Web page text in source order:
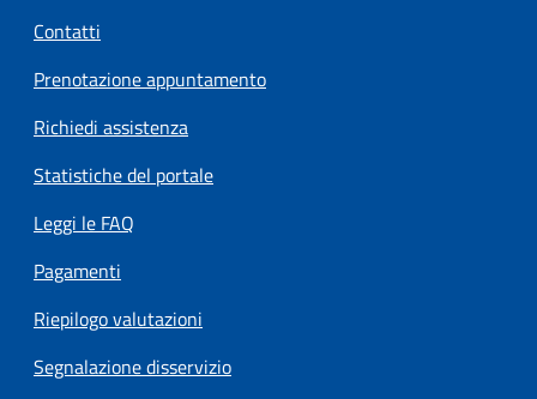
Contatti
Prenotazione appuntamento
Richiedi assistenza
Statistiche del portale
Leggi le FAQ
Pagamenti
Riepilogo valutazioni
Segnalazione disservizio